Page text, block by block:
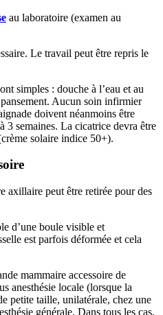
au laboratoire (examen au
Le travail peut être repris le
simples : douche à l’eau et au
Aucun soin infirmier
doivent néanmoins être
3 semaines. La cicatrice devra être
solaire indice 50+).
axillaire peut être retirée pour des
d’une boule visible et
est parfois déformée et cela
mammaire accessoire de
anesthésie locale (lorsque la
petite taille, unilatérale, chez une
générale. Dans tous les cas,